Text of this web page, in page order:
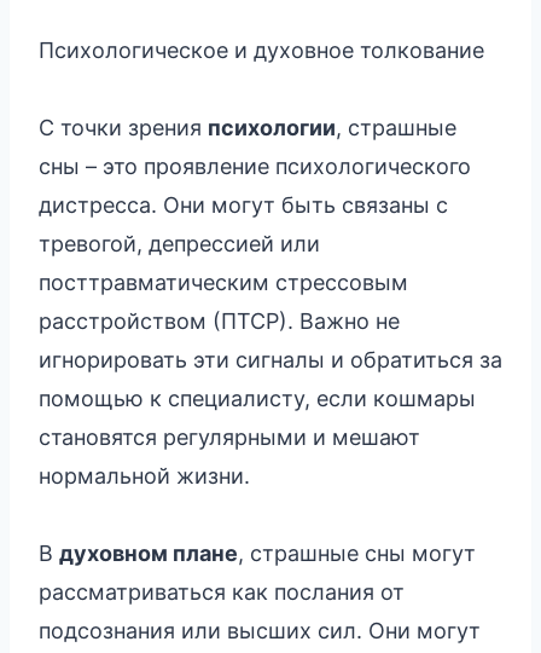
Психологическое и духовное толкование
С точки зрения психологии, страшные
сны – это проявление психологического
дистресса. Они могут быть связаны с
тревогой, депрессией или
посттравматическим стрессовым
расстройством (ПТСР). Важно не
игнорировать эти сигналы и обратиться за
помощью к специалисту, если кошмары
становятся регулярными и мешают
нормальной жизни.
В духовном плане, страшные сны могут
рассматриваться как послания от
подсознания или высших сил. Они могут